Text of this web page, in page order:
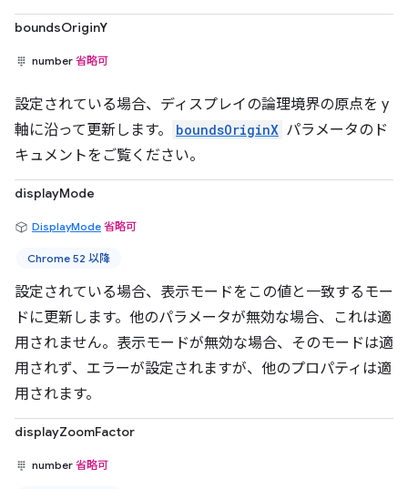
boundsOriginY
number 省略可
設定されている場合、ディスプレイの論理境界の原点を y
軸に沿って更新します。
boundsOriginX パラメータのド
キュメントをご覧ください。
displayMode
DisplayMode 省略可
Chrome 52 以降
設定されている場合、表示モードをこの値と一致するモー
ドに更新します。他のパラメータが無効な場合、これは適
用されません。表示モードが無効な場合、そのモードは適
用されず、エラーが設定されますが、他のプロパティは適
用されます。
displayZoomFactor
number 省略可